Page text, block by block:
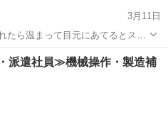
3月11日
たら温まって目元にあてるとスッ
すると音楽流せます。 数回使用
Bluetooth
派遣社員≫機械操作・製造補